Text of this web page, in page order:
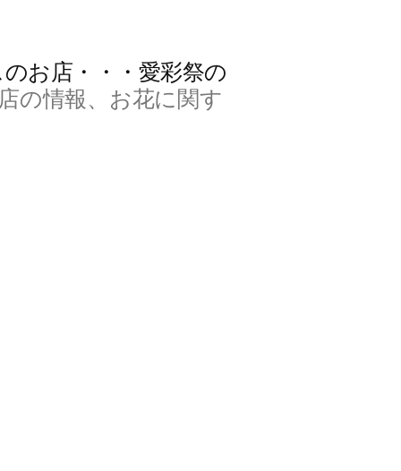
お店・・・愛彩祭の
の情報、お花に関す